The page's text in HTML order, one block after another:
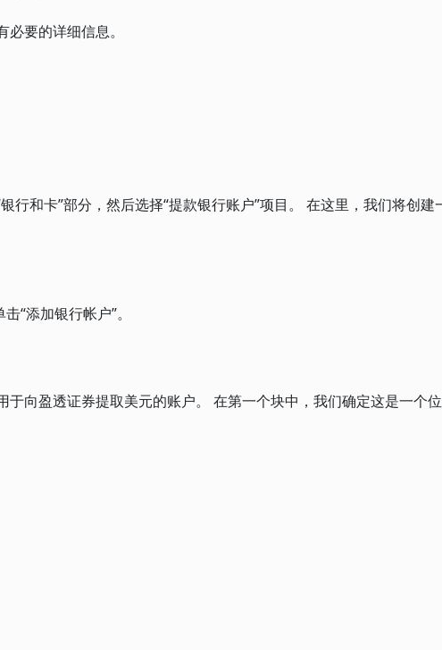
要的详细信息。
行和卡”部分，然后选择“提款银行账户”项目。 在这里，我们将创建
“添加银行帐户”。
向盈透证券提取美元的账户。 在第一个块中，我们确定这是一个